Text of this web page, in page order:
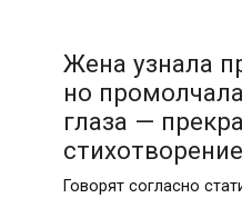
Жена узнала
но
глаза —
стихотворение
Говорят согласно